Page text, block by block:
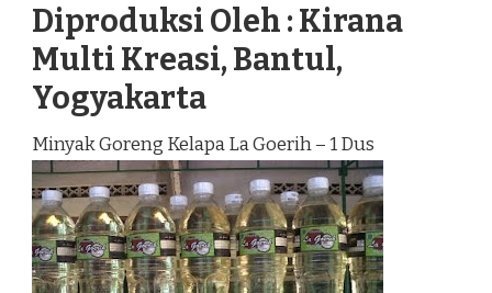
Diproduksi Oleh : Kirana
Multi Kreasi, Bantul,
Yogyakarta
Minyak Goreng Kelapa La Goerih – 1 Dus